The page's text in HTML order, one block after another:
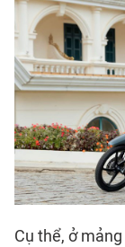
Cụ thể, ở